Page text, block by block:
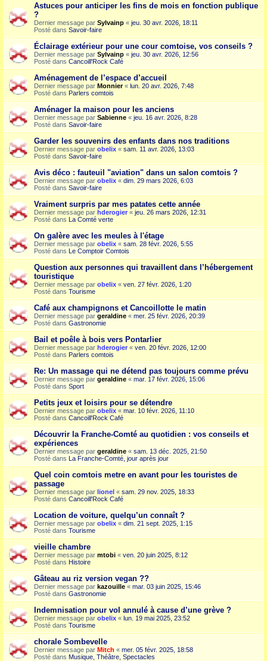
Astuces pour anticiper les fins de mois en fonction publique
?
Dernier message par Sylvainp « jeu. 30 avr. 2026, 18:11
Posté dans Savoir-faire
Éclairage extérieur pour une cour comtoise, vos conseils ?
Dernier message par Sylvainp « jeu. 30 avr. 2026, 12:56
Posté dans Cancoill'Rock Café
Aménagement de l’espace d’accueil
Dernier message par Monnier« lun. 20 avr. 2026, 7:48
Posté dans Parlers comtois
Aménager la maison pour les anciens
Dernier message par Sabienne « jeu. 16 avr. 2026, 8:28
Posté dans Savoir-faire
Garder les souvenirs des enfants dans nos traditions
Dernier message par obelix « sam. 11 avr. 2026, 13:03
Posté dans Savoir-faire
Avis déco : fauteuil "aviation" dans un salon comtois ?
Dernier message par obelix « dim. 29 mars 2026, 6:03
Posté dans Savoir-faire
Vraiment surpris par mes patates cette année
Dernier message par hderogier « jeu. 26 mars 2026, 12:31
Posté dans La Comté verte
On galère avec les meules à l'étage
Dernier message par obelix « sam. 28 févr. 2026, 5:55
Posté dans Le Comptoir Comtois
Question aux personnes qui travaillent dans l’hébergement
touristique
Dernier message par obelix « ven. 27 févr. 2026, 1:20
Posté dans Tourisme
Café aux champignons et Cancoillotte le matin
Dernier message par geraldine « mer. 25 févr. 2026, 20:39
Posté dans Gastronomie
Bail et poêle à bois vers Pontarlier
Dernier message par hderogier « ven. 20 févr. 2026, 12:00
Posté dans Parlers comtois
Re: Un massage qui ne détend pas toujours comme prévu
Dernier message par geraldine « mar. 17 févr. 2026, 15:06
Posté dans Sport
Petits jeux et loisirs pour se détendre
Dernier message par obelix « mar. 10 févr. 2026, 11:10
Posté dans Cancoill'Rock Café
Découvrir la Franche-Comté au quotidien : vos conseils et
expériences
Dernier message par geraldine « sam. 13 déc. 2025, 21:50
Posté dans La Franche-Comté, jour après jour
Quel coin comtois metre en avant pour les touristes de
passage
Dernier message par lionel « sam. 29 nov. 2025, 18:33
Posté dans Cancoill'Rock Café
Location de voiture, quelqu’un connaît ?
Dernier message par obelix « dim. 21 sept. 2025, 1:15
Posté dans Tourisme
vieille chambre
Dernier message par mtobi « ven. 20 juin 2025, 8:12
Posté dans Histoire
Gâteau au riz version vegan ??
Dernier message par kazouille « mar. 03 juin 2025, 15:46
Posté dans Gastronomie
Indemnisation pour vol annulé à cause d’une grève ?
Dernier message par obelix « lun. 19 mai 2025, 23:52
Posté dans Tourisme
chorale Sombevelle
Dernier message par Mitch « mer. 05 févr. 2025, 18:58
Posté dans Musique, Théâtre, Spectacles